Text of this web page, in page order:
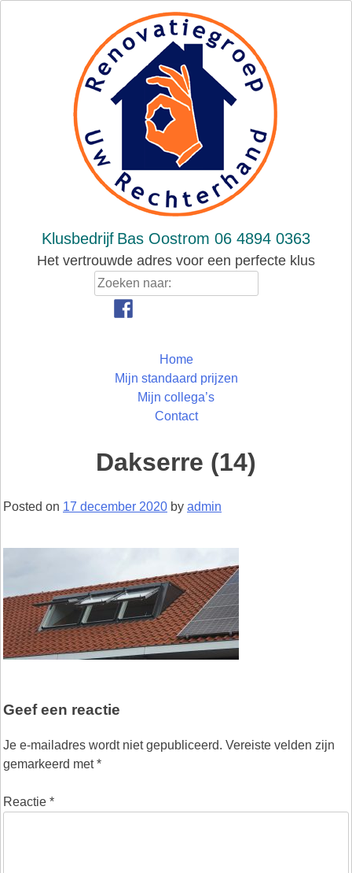
Klusbedrijf Bas Oostrom 06 4894 0363
Het vertrouwde adres voor een perfecte klus
Home
Mijn standaard prijzen
Mijn collega’s
Contact
Dakserre (14)
Posted on 17 december 2020 by admin
Geef een reactie
Je e-mailadres wordt niet gepubliceerd. Vereiste velden zijn
gemarkeerd met*
Reactie *